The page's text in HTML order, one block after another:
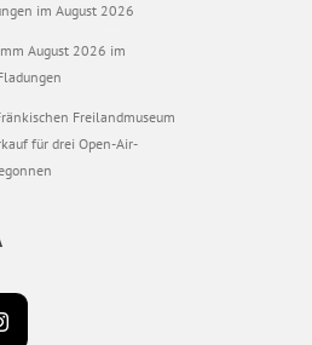
im August 2026
August 2026 im
Freilandmuseum
für drei Open-Air-